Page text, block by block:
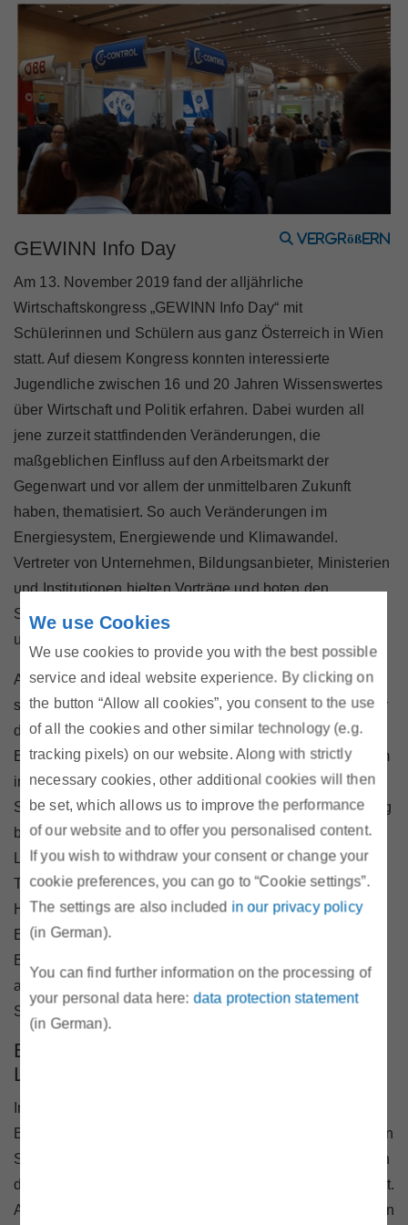
We use Cookies
We use cookies to provide you with the best possible
service and ideal website experience. By clicking on
the button “Allow all cookies”, you consent to the use
of all the cookies and other similar technology (e.g.
tracking pixels) on our website. Along with strictly
necessary cookies, other additional cookies will then
be set, which allows us to improve the performance
of our website and to offer you personalised content.
If you wish to withdraw your consent or change your
cookie preferences, you can go to “Cookie settings”.
The settings are also included in our privacy policy
(in German).
You can find further information on the processing of
your personal data here:data protection statement
(in German).
Marktteilnehmer
Über Uns
vergrößern
GEWINN Info Day
Am 13. November 2019 fand der alljährliche
Wirtschaftskongress „GEWINN Info Day“ mit
Schülerinnen und Schülern aus ganz Österreich in Wien
statt. Auf diesem Kongress konnten interessierte
Jugendliche zwischen 16 und 20 Jahren Wissenswertes
über Wirtschaft und Politik erfahren. Dabei wurden all
jene zurzeit stattfindenden Veränderungen, die
maßgeblichen Einfluss auf den Arbeitsmarkt der
Gegenwart und vor allem der unmittelbaren Zukunft
haben, thematisiert. So auch Veränderungen im
Energiesystem, Energiewende und Klimawandel.
Vertreter von Unternehmen, Bildungsanbieter, Ministerien
und Institutionen hielten Vorträge und boten den
Schülerinnen und Schülern an ihren Ständen Beratung
und Informationsaustausch an.
Auch wir waren am GEWINN Info Day mit einem Vortrag
sowie einem Stand vertreten und haben über die Struktur
des österreichischen Strom- und Gasmarktes, zu
Erneuerbaren Energien und zum Ökostrom-Fördersystem
in Österreich informiert. Es wurden Fragen von
Schülerinnen und Schülern zur Strom- oder Gasrechnung
beantwortet ebenso wie zu Angebotsvergleich und
Lieferantenwechsel. Weitere Schwerpunkte waren das
Thema „Prosumer“, also die Eigenversorgung von
Haushalten mit Strom, sowie Energieeffizienz und
Energiesparen. Auch konnten die Besucherinnen und
Besucher am Stand unsere Internet-Applikationen
ausprobieren: Tarifkalkulator, Energiespar-Check und
Spritpreisrechner.
Beratungen für Strom- und Gaskunden im
Lavanttal
In der Woche von 19.-21.11. haben wir im Lavanttal die
Bürgerinnen und Bürger vor Ort kostenlos zu den Themen
Strom, Gas und Energiesparen beraten. Diesmal standen
die Orte Frantschach-St. Gertraud, Wolfsberg, St. Paul, St.
Andrä und Preitenegg am Programm. Beantwortet wurden